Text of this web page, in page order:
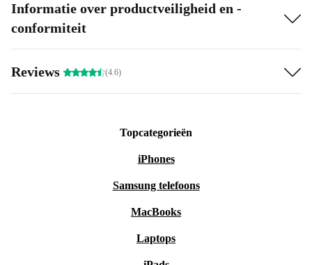
Informatie over productveiligheid en -
conformiteit
Reviews (4.6)
Topcategorieën
iPhones
Samsung telefoons
MacBooks
Laptops